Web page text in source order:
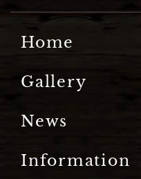
Home
Gallery
News
Information